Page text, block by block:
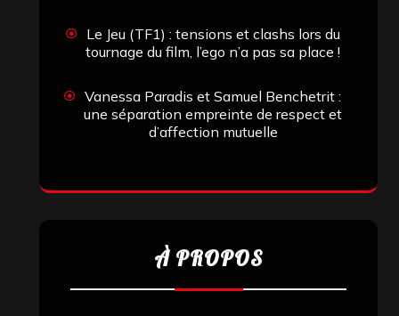
Le Jeu (TF1) : tensions et clashs lors du
tournage du film, l’ego n’a pas sa place !
Vanessa Paradis et Samuel Benchetrit :
une séparation empreinte de respect et
d’affection mutuelle
À PROPOS